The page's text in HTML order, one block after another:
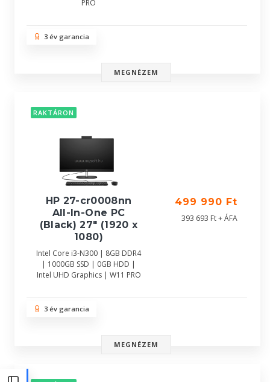
PRO
3 év garancia
MEGNÉZEM
RAKTÁRON
HP 27-cr0008nn
All-In-One PC
(Black) 27" (1920 x
1080)
Intel Core i3-N300 | 8GB DDR4
| 1000GB SSD | 0GB HDD |
Intel UHD Graphics | W11 PRO
499 990 Ft
393 693 Ft + ÁFA
3 év garancia
MEGNÉZEM